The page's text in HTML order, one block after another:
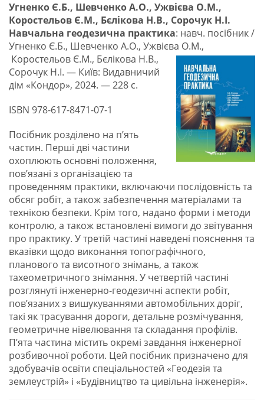
Угненко Є.Б., Шевченко А.О., Ужвієва О.М.,
Коростельов Є.М., Бєлікова Н.В., Сорочук Н.І.
Навчальна геодезична практика: навч. посібник /
Угненко Є.Б., Шевченко А.О., Ужвієва О.М.,
Коростельов Є.М., Бєлікова Н.В.,
Сорочук Н.І. — Київ: Видавничий
дім «Кондор», 2024. — 228 с.
ISBN 978-617-8471-07-1
Посібник розділено на п’ять
частин. Перші дві частини
охоплюють основні положення,
пов’язані з організацією та
проведенням практики, включаючи послідовність та
обсяг робіт, а також забезпечення матеріалами та
технікою безпеки. Крім того, надано форми і методи
контролю, а також встановлені вимоги до звітування
про практику. У третій частині наведені пояснення та
вказівки щодо виконання топографічного,
планового та висотного знімань, а також
тахеометричного знімання. У четвертій частині
розглянуті інженерно-геодезичні аспекти робіт,
пов’язаних з вишукуваннями автомобільних доріг,
такі як трасування дороги, детальне розмічування,
геометричне нівелювання та складання профілів.
П’ята частина містить окремі завдання інженерної
розбивочної роботи. Цей посібник призначено для
здобувачів освіти спеціальностей «Геодезія та
землеустрій» і «Будівництво та цивільна інженерія».